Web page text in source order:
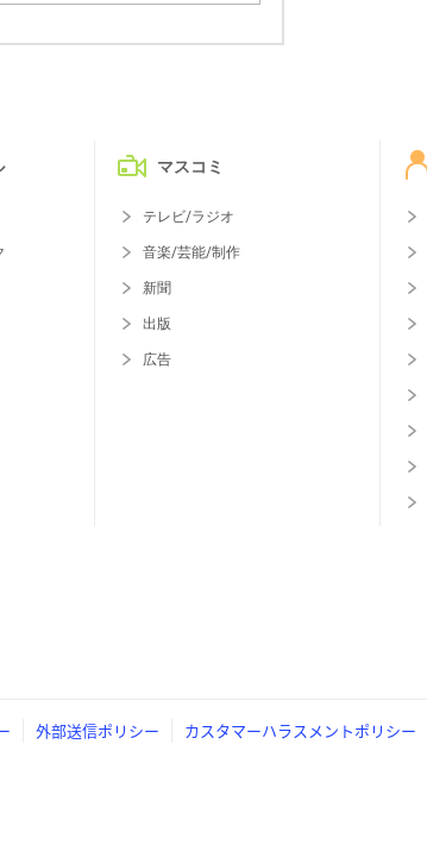
マスコミ
テレビ/ラジオ
音楽/芸能/制作
新聞
出版
広告
外部送信ポリシー カスタマーハラスメントポリシー